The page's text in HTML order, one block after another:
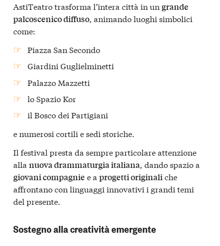
AstiTeatro trasforma l’intera città in un grande
palcoscenico diffuso, animando luoghi simbolici
come:
Piazza San Secondo
Giardini Guglielminetti
Palazzo Mazzetti
lo Spazio Kor
il Bosco dei Partigiani
e numerosi cortili e sedi storiche.
Il festival presta da sempre particolare attenzione
alla nuova drammaturgia italiana, dando spazio a
giovani compagnie e a progetti originaliche
affrontano con linguaggi innovativi i grandi temi
del presente.
Sostegno alla creatività emergente